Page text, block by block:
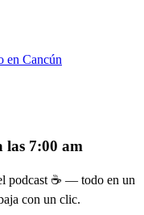
en Cancún
las 7:00 am
podcast ☕ — todo en un
con un clic.